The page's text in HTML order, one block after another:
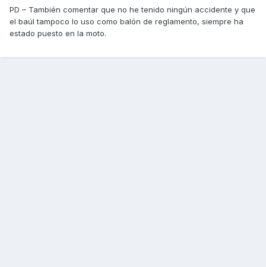
PD – También comentar que no he tenido ningún accidente y que
el baúl tampoco lo uso como balón de reglamento, siempre ha
estado puesto en la moto.